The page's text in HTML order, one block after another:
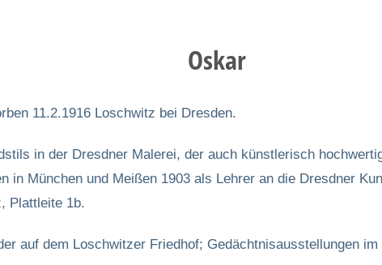
Oskar
11.2.1916 Loschwitz bei Dresden.
in der Dresdner Malerei, der auch künstlerisch
in München und Meißen 1903 als Lehrer an die Dresdner
Plattleite 1b.
auf dem Loschwitzer Friedhof; Gedächtnisausstellungen